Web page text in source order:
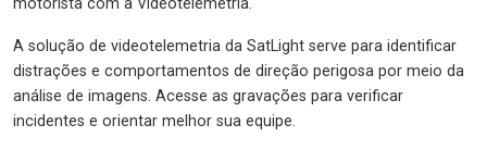
motorista com a Videotelemetria.
A solução de videotelemetria da SatLight serve para identificar
distrações e comportamentos de direção perigosa por meio da
análise de imagens. Acesse as gravações para verificar
incidentes e orientar melhor sua equipe.